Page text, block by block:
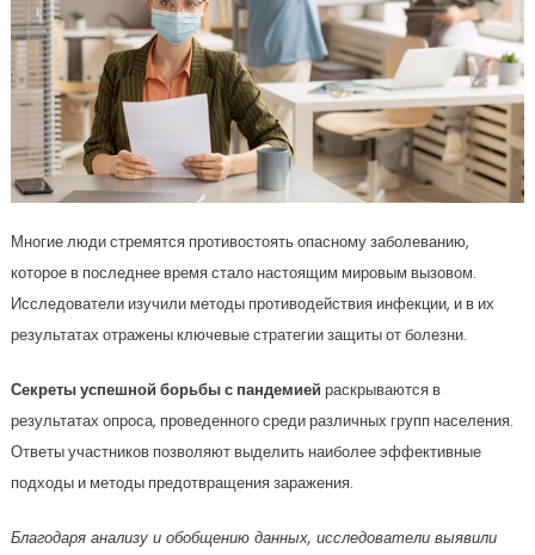
Многие люди стремятся противостоять опасному заболеванию,
которое в последнее время стало настоящим мировым вызовом.
Исследователи изучили методы противодействия инфекции, и в их
результатах отражены ключевые стратегии защиты от болезни.
Секреты успешной борьбы с пандемией раскрываются в
результатах опроса, проведенного среди различных групп населения.
Ответы участников позволяют выделить наиболее эффективные
подходы и методы предотвращения заражения.
Благодаря анализу и обобщению данных, исследователи выявили